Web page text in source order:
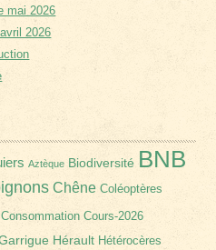
mai 2026
2026
Aztèque Biodiversité BNB
Chêne Coléoptères
Consommation Cours-2026
Hérault Hétérocères